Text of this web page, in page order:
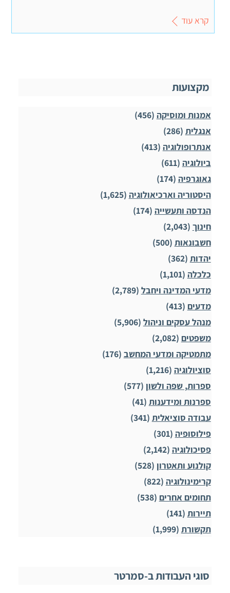
קרא עוד
מקצועות
אמנות ומוסיקה (456)
אנגלית (286)
אנתרופולוגיה (413)
ביולוגיה (611)
גאוגרפיה (174)
היסטוריה וארכיאולוגיה (1,625)
הנדסה ותעשייה (174)
חינוך (2,043)
חשבונאות (500)
יהדות (362)
כלכלה (1,101)
מדעי המדינה ויחבל (2,789)
מדעים (413)
מנהל עסקים וניהול (5,906)
משפטים (2,082)
מתמטיקה ומדעי המחשב (176)
סוציולוגיה (1,216)
ספרות, שפה ולשון (577)
ספרנות ומידענות (41)
עבודה סוציאלית (341)
פילוסופיה (301)
פסיכולוגיה (2,142)
קולנוע ותאטרון (528)
קרימינולוגיה (822)
תחומים אחרים (538)
תיירות (141)
תקשורת (1,999)
סוגי העבודות ב-סמרטר